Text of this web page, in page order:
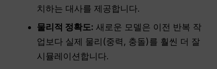
치하는 대사를 제공합니다.
물리적 정확도: 새로운 모델은 이전 반복 작
업보다 실제 물리(중력, 충돌)를 훨씬 더 잘
시뮬레이션합니다.